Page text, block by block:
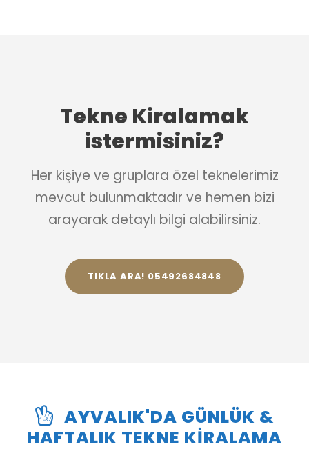
Tekne Kiralamak
istermisiniz?
Her kişiye ve gruplara özel teknelerimiz
mevcut bulunmaktadır ve hemen bizi
arayarak detaylı bilgi alabilirsiniz.
TIKLA ARA! 05492684848
AYVALIK'DA GÜNLÜK &
HAFTALIK TEKNE KIRALAMA